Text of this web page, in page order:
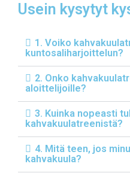
Usein kysytyt
1. Voiko
kuntosaliharjoittelun?
2. Onko
aloittelijoille?
3. Kuinka nopeasti
kahvakuulatreenistä?
4. Mitä teen, jos
kahvakuula?